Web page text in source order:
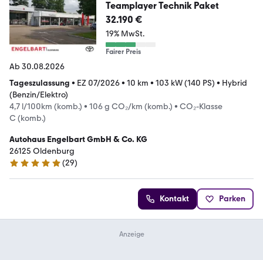
Teamplayer Technik Paket
32.190 €
19% MwSt.
Fairer Preis
Ab 30.08.2026
Tageszulassung • EZ 07/2026• 10 km • 103 kW (140 PS) • Hybrid
(Benzin/Elektro)
4,7 l/100km (komb.) • 106 g CO₂/km (komb.) • CO₂-Klasse
C (komb.)
Autohaus Engelbart GmbH & Co. KG
26125 Oldenburg
5 Sterne
(29)
Kontakt Parken